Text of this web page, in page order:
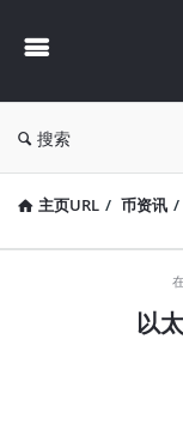
搜索
主页URL / 币资讯 /
以